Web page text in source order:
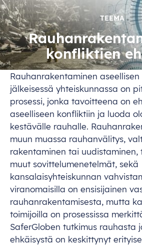
TEEMA
konfliktien
Rauhanrakentaminen
jälkeisessä yhteiskunnassa on
prosessi, jonka tavoitteena on
aseelliseen konfliktiin ja luoda
kestävälle rauhalle.
muun muassa rauhanvälitys,
rakentaminen tai uudistaminen,
muut sovittelumenetelmät, sekä
kansalaisyhteiskunnan
viranomaisilla on ensisijainen
rauhanrakentamisesta, mutta
toimijoilla on prosessissa
SaferGloben tutkimus rauhasta
ehkäisystä on keskittynyt